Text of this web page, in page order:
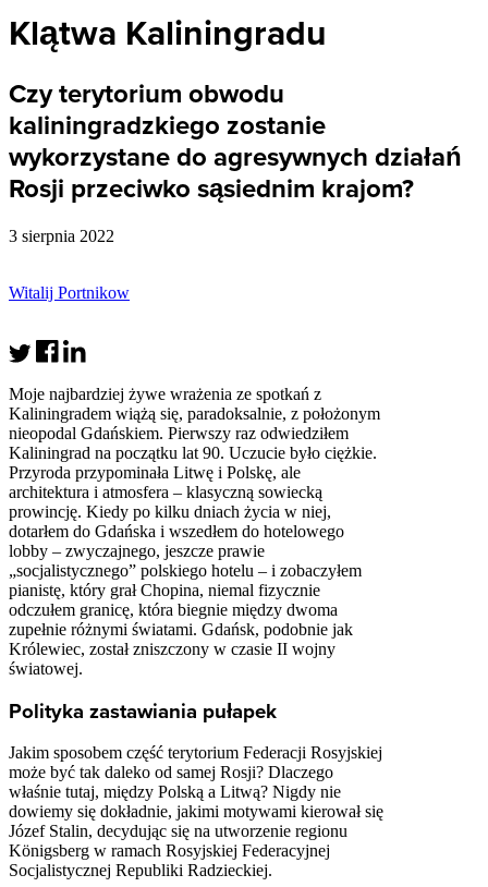
Klątwa Kaliningradu
Czy terytorium obwodu
kaliningradzkiego zostanie
wykorzystane do agresywnych działań
Rosji przeciwko sąsiednim krajom?
3 sierpnia 2022
Witalij Portnikow
Moje najbardziej żywe wrażenia ze spotkań z
Kaliningradem wiążą się, paradoksalnie, z położonym
nieopodal Gdańskiem. Pierwszy raz odwiedziłem
Kaliningrad na początku lat 90. Uczucie było ciężkie.
Przyroda przypominała Litwę i Polskę, ale
architektura i atmosfera – klasyczną sowiecką
prowincję. Kiedy po kilku dniach życia w niej,
dotarłem do Gdańska i wszedłem do hotelowego
lobby – zwyczajnego, jeszcze prawie
„socjalistycznego” polskiego hotelu – i zobaczyłem
pianistę, który grał Chopina, niemal fizycznie
odczułem granicę, która biegnie między dwoma
zupełnie różnymi światami. Gdańsk, podobnie jak
Królewiec, został zniszczony w czasie II wojny
światowej.
Polityka zastawiania pułapek
Jakim sposobem część terytorium Federacji Rosyjskiej
może być tak daleko od samej Rosji? Dlaczego
właśnie tutaj, między Polską a Litwą? Nigdy nie
dowiemy się dokładnie, jakimi motywami kierował się
Józef Stalin, decydując się na utworzenie regionu
Königsberg w ramach Rosyjskiej Federacyjnej
Socjalistycznej Republiki Radzieckiej.